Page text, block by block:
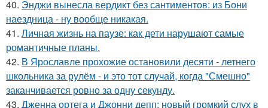
40. Энджи вынесла вердикт без сантиментов: из Бони
наездница - ну вообще никакая.
41. Личная жизнь на паузе: как дети нарушают самые
романтичные планы.
42. В Ярославле прохожие остановили десяти - летнего
школьника за рулём - и это тот случай, когда "Смешно"
заканчивается ровно за одну секунду.
43. Дженна ортега и Джонни депп: новый громкий слух в